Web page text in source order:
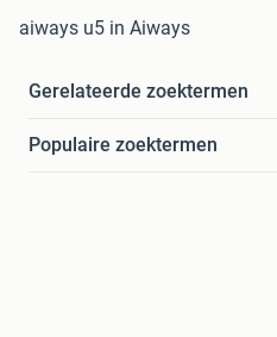
aiways u5 in Aiways
Gerelateerde zoektermen
Populaire zoektermen